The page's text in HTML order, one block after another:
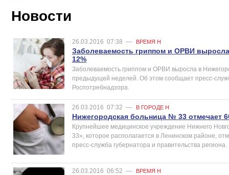
Новости
26.03.2016 07:38 — ВРЕМЯ Н
Заболеваемость гриппом и ОРВИ
12%
Заболеваемость гриппом и ОРВИ выросла в
предыдущей неделей. Об этом сообщает пресс-
Роспотребнадзора.
26.03.2016 07:32 — В ГОРОДЕ Н
Нижегородская больница № 33 отмечает
Крупнейшее медицинское учреждение Нижнего
33», которое располагается в Ленинском районе,
пресс-служба губернатора и правительства региона.
26.03.2016 06:52 — ВРЕМЯ Н